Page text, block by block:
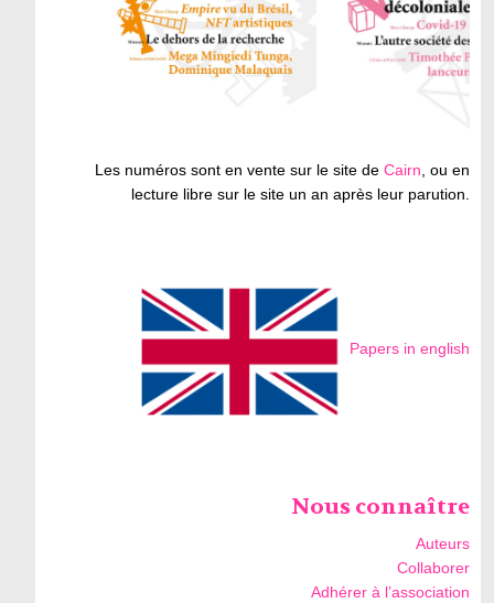
Les numéros sont en vente sur le site deCairn, ou en
lecture libre sur le site un an après leur parution.
Papers in english
Nous connaître
Auteurs
Collaborer
Adhérer à l’association